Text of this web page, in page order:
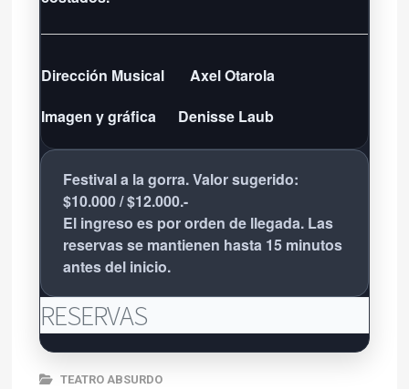
Dirección Musical Axel Otarola
Imagen y gráfica Denisse Laub
Festival a la gorra. Valor sugerido:
$10.000 / $12.000.-
El ingreso es por orden de llegada. Las
reservas se mantienen hasta 15 minutos
antes del inicio.
RESERVAS
TEATRO ABSURDO